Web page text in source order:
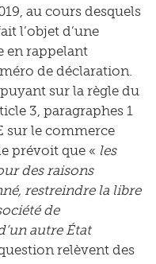
au cours desquels
l’objet d’une
en rappelant
de déclaration.
sur la règle du
3, paragraphes 1
sur le commerce
prévoit que « les
des raisons
restreindre la libre
de
autre État
relèvent des